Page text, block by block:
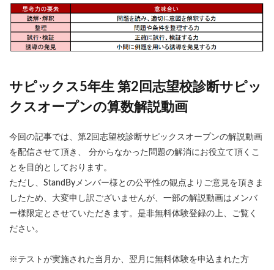
サピックス5年生 第2回志望校診断サピッ
クスオープンの算数解説動画
今回の記事では、第2回志望校診断サピックスオープンの解説動画
を配信させて頂き、 分からなかった問題の解消にお役立て頂くこ
とを目的としております。
ただし、StandByメンバー様との公平性の観点よりご意見を頂きま
したため、大変申し訳ございませんが、一部の解説動画はメンバ
ー様限定とさせていただきます。是非無料体験登録の上、ご覧く
ださい。
※テストが実施された当月か、翌月に無料体験を申込まれた方